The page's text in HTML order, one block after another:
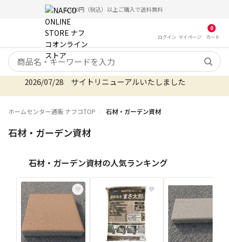
5,000円（税込）以上ご購入で送料無料
ログイン マイ ページ
0
カート
検索キーワード
2026/08/06 オンラインストア お盆期間のご注文・配
2026/07/28 サイトリニューアルいたしました
ホームセンター通販 ナフコTOP 石材・ガーデン資材
石材・ガーデン資材
石材・ガーデン資材の人気ランキング
♥ ♥